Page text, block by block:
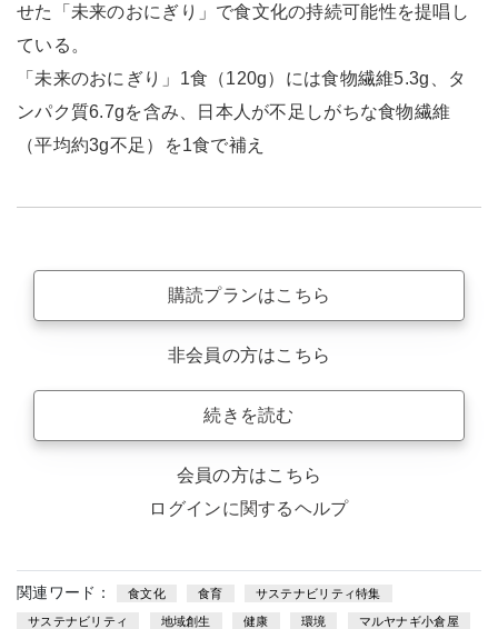
せた「未来のおにぎり」で食文化の持続可能性を提唱し
ている。
「未来のおにぎり」1食（120g）には食物繊維5.3g、タ
ンパク質6.7gを含み、日本人が不足しがちな食物繊維
（平均約3g不足）を1食で補え
購読プランはこちら
非会員の方はこちら
続きを読む
会員の方はこちら
ログインに関するヘルプ
関連ワード： 食文化 食育 サステナビリティ特集
サステナビリティ 地域創生 健康 環境 マルヤナギ小倉屋